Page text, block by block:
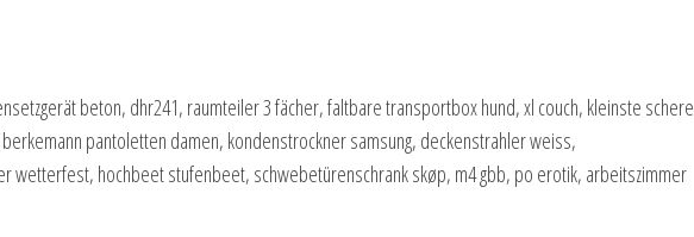
beton, dhr241, raumteiler 3 fächer, faltbare transportbox hund, xl couch, kleinste schere
pantoletten damen, kondenstrockner samsung, deckenstrahler weiss,
wetterfest, hochbeet stufenbeet, schwebetürenschrank skøp, m4 gbb, po erotik, arbeitszimmer